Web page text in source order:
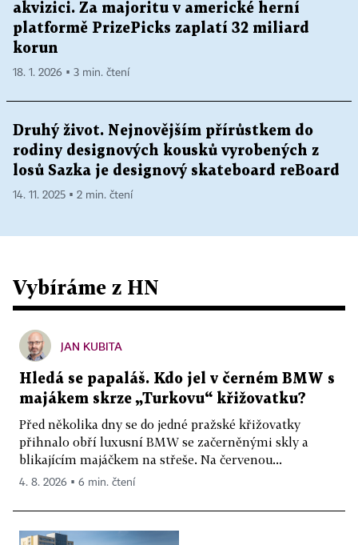
akvizici. Za majoritu v americké herní
platformě PrizePicks zaplatí 32 miliard
korun
18. 1. 2026 ▪ 3 min. čtení
Druhý život. Nejnovějším přírůstkem do
rodiny designových kousků vyrobených z
losů Sazka je designový skateboard reBoard
14. 11. 2025 ▪ 2 min. čtení
Vybíráme z HN
JAN KUBITA
Hledá se papaláš. Kdo jel v černém BMW s
majákem skrze „Turkovu“ křižovatku?
Před několika dny se do jedné pražské křižovatky
přihnalo obří luxusní BMW se začerněnými skly a
blikajícím majáčkem na střeše. Na červenou...
4. 8. 2026 ▪ 6 min. čtení